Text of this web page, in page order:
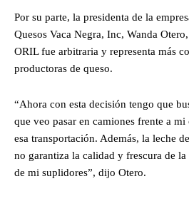
Por su parte, la presidenta de la
Quesos Vaca Negra, Inc, Wanda
ORIL fue arbitraria y representa más
productoras de queso.
“Ahora con esta decisión tengo que
que veo pasar en camiones frente a
esa transportación. Además, la leche
no garantiza la calidad y frescura de
de mi suplidores”, dijo Otero.